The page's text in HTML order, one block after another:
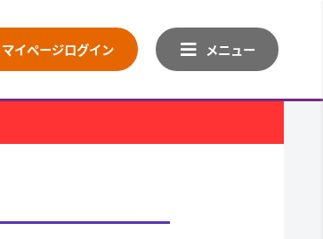
マイページログイン メニュー